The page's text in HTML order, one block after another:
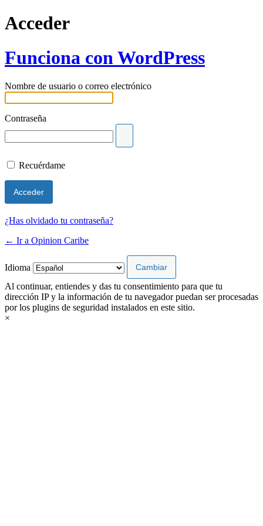
Acceder
Funciona con WordPress
Nombre de usuario o correo electrónico
Contraseña
Recuérdame
¿Has olvidado tu contraseña?
← Ir a Opinion Caribe
Idioma
Al continuar, entiendes y das tu consentimiento para que tu
dirección IP y la información de tu navegador puedan ser procesadas
por los plugins de seguridad instalados en este sitio.
×